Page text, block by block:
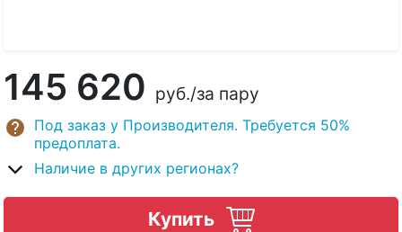
145 620 руб./за пару
Под заказ у Производителя. Требуется 50%
предоплата.
Наличие в других регионах?
Купить